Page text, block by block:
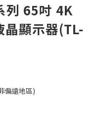
列 65吋 4K
顯示器(TL-
偏遠地區)